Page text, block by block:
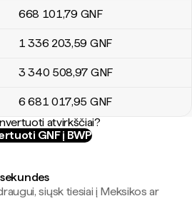
668 101,79 GNF
1 336 203,59 GNF
3 340 508,97 GNF
6 681 017,95 GNF
atvirkščiai?
GNF į BWP
siųsk tiesiai į Meksikos ar